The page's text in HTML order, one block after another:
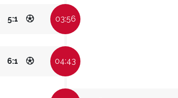
5:1 03:56
6:1 04:43